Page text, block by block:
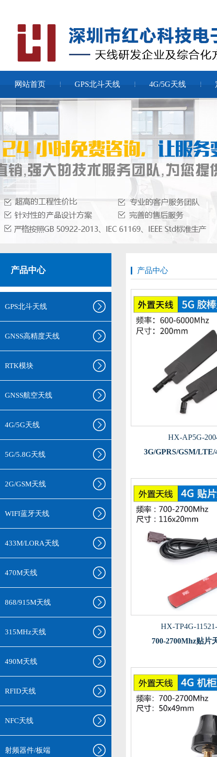
网站首页 GPS北斗天线 4G/5G天线
产品中心
GPS北斗天线
GNSS高精度天线
RTK模块
GNSS航空天线
4G/5G天线
5G/5.8G天线
2G/GSM天线
WIFI蓝牙天线
433M/LORA天线
470M天线
868/915M天线
315MHz天线
490M天线
RFID天线
NFC天线
射频器件/板端
产品中心
HX-AP5G-
3G/GPRS/GSM/
HX-TP4G-
700-2700Mhz贴片